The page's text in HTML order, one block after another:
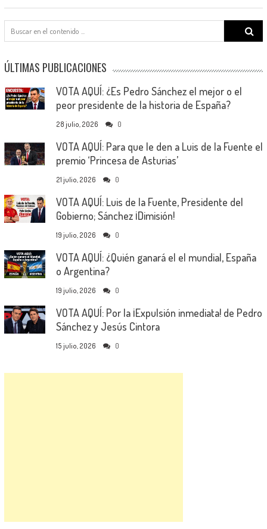
Search
for:
ÚLTIMAS PUBLICACIONES
VOTA AQUÍ: ¿Es Pedro Sánchez el mejor o el
peor presidente de la historia de España?
28 julio, 2026 0
VOTA AQUÍ: Para que le den a Luis de la Fuente el
premio ‘Princesa de Asturias’
21 julio, 2026 0
VOTA AQUÍ: Luis de la Fuente, Presidente del
Gobierno; Sánchez ¡Dimisión!
19 julio, 2026 0
VOTA AQUÍ: ¿Quién ganará el el mundial, España
o Argentina?
19 julio, 2026 0
VOTA AQUÍ: Por la ¡Expulsión inmediata! de Pedro
Sánchez y Jesús Cintora
15 julio, 2026 0